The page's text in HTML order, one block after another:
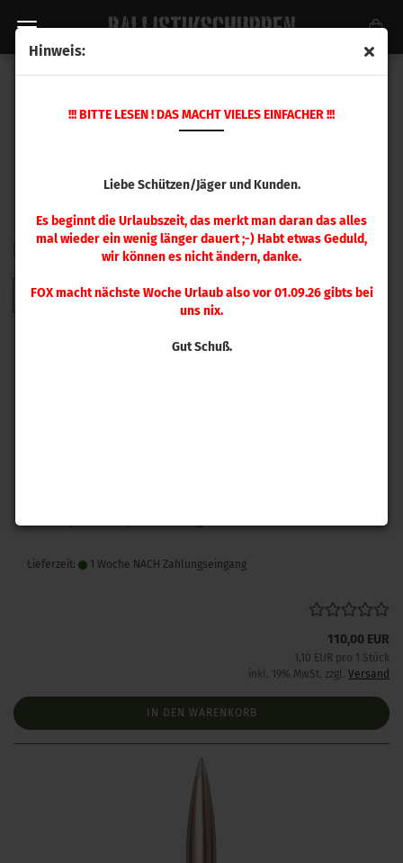
Hinweis:
!!! BITTE LESEN ! DAS MACHT VIELES EINFACHER !!!
Liebe Schützen/Jäger und Kunden.
Es beginnt die Urlaubszeit, das merkt man daran das alles
mal wieder ein wenig länger dauert ;-) Habt etwas Geduld,
wir können es nicht ändern, danke.
FOX macht nächste Woche Urlaub also vor 01.09.26 gibts bei
uns nix.
Gut Schuß.
FILTERSortieren nach
Sortieren nach 48 pro Seite
pro Seite
2 3 4 5 6 7 8 9 »
Lieferzeit: 1 Woche NACH Zahlungseingang
110,00 EUR
1,10 EUR pro 1 Stück
inkl. 19% MwSt. zzgl. Versand
IN DEN WARENKORB